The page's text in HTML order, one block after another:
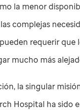
la menor
complejas
requerir que
mucho más
la singular
Hospital ha sido